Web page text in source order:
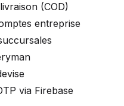
(COD)
entreprise
via Firebase